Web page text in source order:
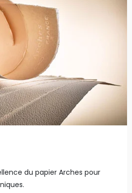
du papier Arches pour